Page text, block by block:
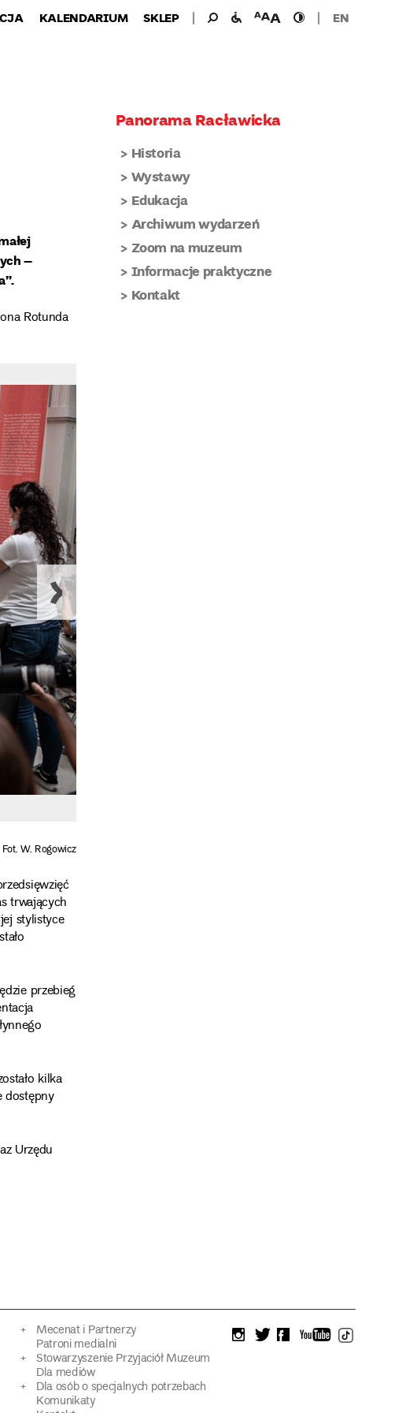
KALENDARIUM SKLEP Wyszukaj
Wyszukiwanie
dla:
udogodnieniawielkość
czcionki
wysoki
kontrast
EN
–
Rotunda
Fot. W. Rogowicz
trwających
stylistyce
przebieg
kilka
dostępny
Urzędu
Panorama Racławicka
Historia
Wystawy
Edukacja
Archiwum wydarzeń
Zoom na muzeum
Informacje praktyczne
Kontakt
Mecenat i Partnerzy
Patroni medialni
Stowarzyszenie Przyjaciół Muzeum
Dla mediów
Dla osób o specjalnych potrzebach
Komunikaty
instagram
twitterfacebookyoutube
tiktok